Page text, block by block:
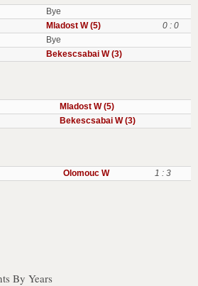
Bye
Mladost W (5)
0 : 0
Bye
Bekescsabai W (3)
Mladost W (5)
Bekescsabai W (3)
Olomouc W 1 : 3
By Years